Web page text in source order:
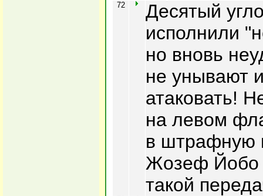
72
Десятый
исполнили
но вновь
не унывают
атаковать!
на левом
в штрафную
Жозеф Йобо
такой